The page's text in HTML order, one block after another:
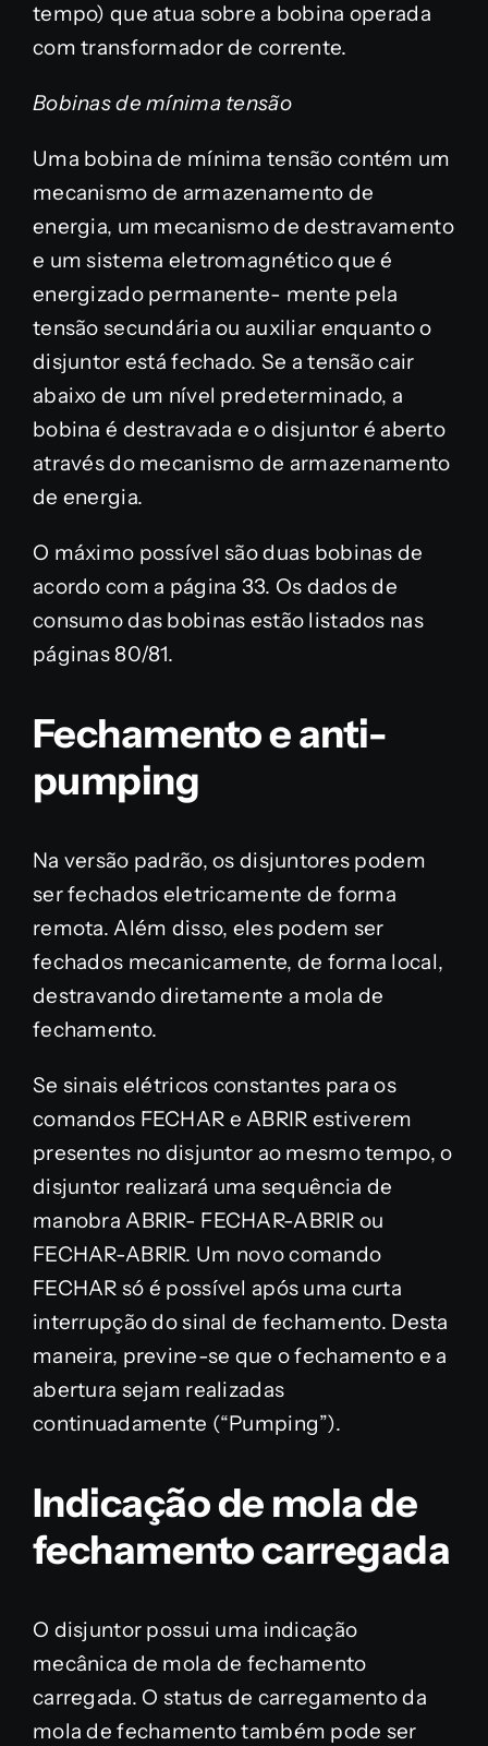
tempo) que atua sobre a bobina operada
com transformador de corrente.
Bobinas de mínima tensão
Uma bobina de mínima tensão contém um
mecanismo de armazenamento de
energia, um mecanismo de destravamento
e um sistema eletromagnético que é
energizado permanente- mente pela
tensão secundária ou auxiliar enquanto o
disjuntor está fechado. Se a tensão cair
abaixo de um nível predeterminado, a
bobina é destravada e o disjuntor é aberto
através do mecanismo de armazenamento
de energia.
O máximo possível são duas bobinas de
acordo com a página 33. Os dados de
consumo das bobinas estão listados nas
páginas 80/81.
Fechamento e anti-
pumping
Na versão padrão, os disjuntores podem
ser fechados eletricamente de forma
remota. Além disso, eles podem ser
fechados mecanicamente, de forma local,
destravando diretamente a mola de
fechamento.
Se sinais elétricos constantes para os
comandos FECHAR e ABRIR estiverem
presentes no disjuntor ao mesmo tempo, o
disjuntor realizará uma sequência de
manobra ABRIR- FECHAR-ABRIR ou
FECHAR-ABRIR. Um novo comando
FECHAR só é possível após uma curta
interrupção do sinal de fechamento. Desta
maneira, previne-se que o fechamento e a
abertura sejam realizadas
continuadamente (“Pumping”).
Indicação de mola de
fechamento carregada
O disjuntor possui uma indicação
mecânica de mola de fechamento
carregada. O status de carregamento da
mola de fechamento também pode ser